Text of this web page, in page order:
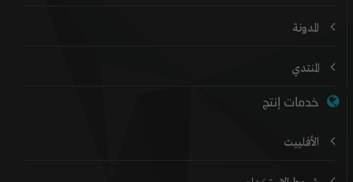
المدونة
المنتدي
خدمات إنتج
الأفلييت